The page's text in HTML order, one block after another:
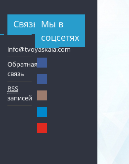
Связь
info@tvoyaskala.com
Обратная
связь
RSS
записей
Мы в
соцсетях